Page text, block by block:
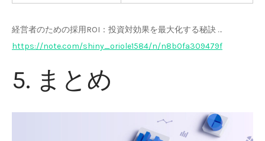
経営者のための採用ROI：投資対効果を最大化する秘訣 …
https://note.com/shiny_oriole1584/n/n8b0fa309479f
5. まとめ